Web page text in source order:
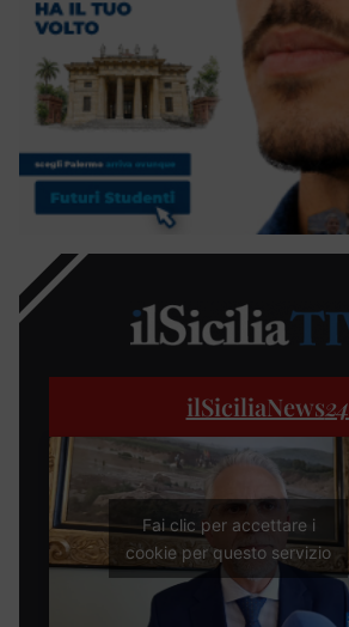
ilSiciliaNews24
Fai clic per accettare i
cookie per questo servizio